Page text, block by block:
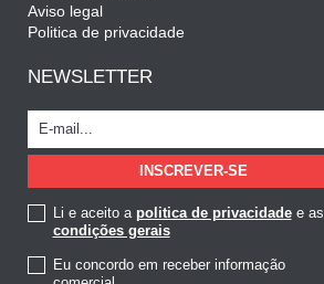
Aviso legal
Politica de privacidade
NEWSLETTER
Li e aceito a politica de privacidadee as
condições gerais
Eu concordo em receber informação